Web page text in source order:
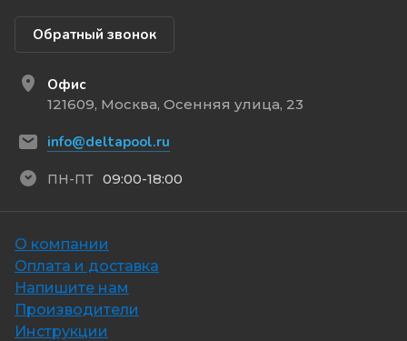
Обратный звонок
Офис
121609, Москва, Осенняя улица, 23
info@deltapool.ru
ПН-ПТ 09:00-18:00
О компании
Оплата и доставка
Напишите нам
Производители
Инструкции